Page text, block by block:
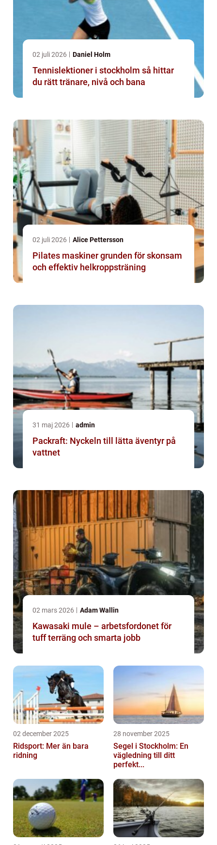
02 juli 2026 Daniel Holm
Tennislektioner i stockholm så hittar
du rätt tränare, nivå och bana
02 juli 2026 Alice Pettersson
Pilates maskiner grunden för skonsam
och effektiv helkroppsträning
31 maj 2026 admin
Packraft: Nyckeln till lätta äventyr på
vattnet
02 mars 2026 Adam Wallin
Kawasaki mule – arbetsfordonet för
tuff terräng och smarta jobb
02 december 2025
Ridsport: Mer än bara
ridning
28 november 2025
Segel i Stockholm: En
vägledning till ditt
perfekt...